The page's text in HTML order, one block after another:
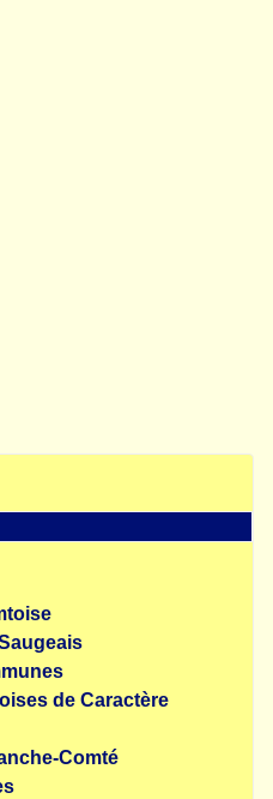
de Caractère
Comté